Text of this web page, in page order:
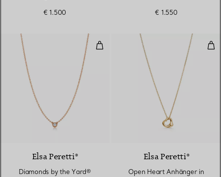
€ 1.500
€ 1.550
Diamonds by the Yard®
Elsa Peretti®
Diamonds by the Yard®
Elsa Peretti®
Open Heart Anhänger in